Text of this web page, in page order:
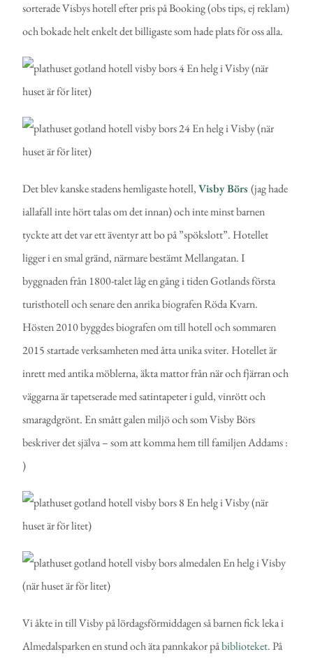
sorterade Visbys hotell efter pris på Booking (obs tips, ej reklam)
och bokade helt enkelt det billigaste som hade plats för oss alla.
Det blev kanske stadens hemligaste hotell,Visby Börs (jag hade
iallafall inte hört talas om det innan) och inte minst barnen
tyckte att det var ett äventyr att bo på ”spökslott”. Hotellet
ligger i en smal gränd, närmare bestämt Mellangatan. I
byggnaden från 1800-talet låg en gång i tiden Gotlands första
turisthotell och senare den anrika biografen Röda Kvarn.
Hösten 2010 byggdes biografen om till hotell och sommaren
2015 startade verksamheten med åtta unika sviter. Hotellet är
inrett med antika möblerna, äkta mattor från när och fjärran och
väggarna är tapetserade med satintapeter i guld, vinrött och
smaragdgrönt. En smått galen miljö och som Visby Börs
beskriver det själva – som att komma hem till familjen Addams :
)
Vi åkte in till Visby på lördagsförmiddagen så barnen fick leka i
Almedalsparken en stund och äta pannkakor påbiblioteket. På